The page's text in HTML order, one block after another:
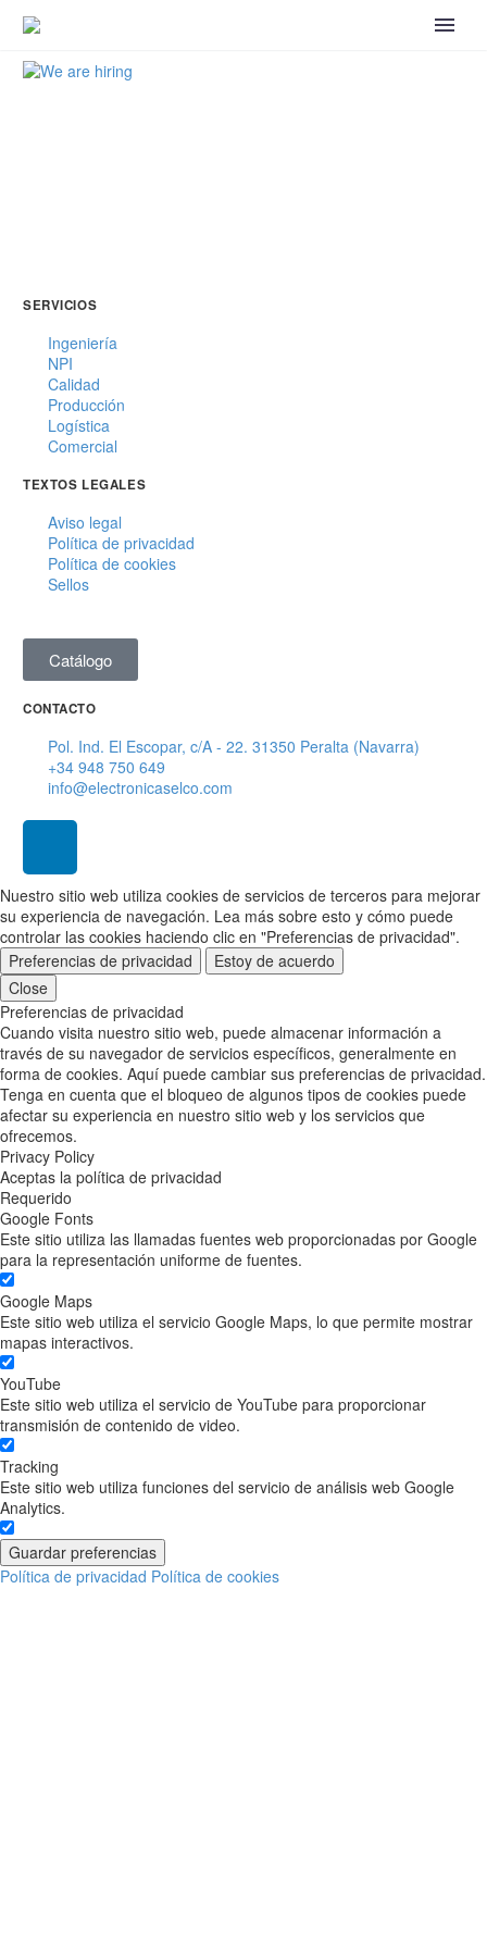
SERVICIOS
Ingeniería
NPI
Calidad
Producción
Logística
Comercial
TEXTOS LEGALES
Aviso legal
Política de privacidad
Política de cookies
Sellos
Catálogo
CONTACTO
Pol. Ind. El Escopar, c/A - 22. 31350 Peralta (Navarra)
+34 948 750 649
info@electronicaselco.com
Nuestro sitio web utiliza cookies de servicios de terceros para mejorar
su experiencia de navegación. Lea más sobre esto y cómo puede
controlar las cookies haciendo clic en "Preferencias de privacidad".
Preferencias de privacidad
Estoy de acuerdo
Close
Preferencias de privacidad
Cuando visita nuestro sitio web, puede almacenar información a
través de su navegador de servicios específicos, generalmente en
forma de cookies. Aquí puede cambiar sus preferencias de privacidad.
Tenga en cuenta que el bloqueo de algunos tipos de cookies puede
afectar su experiencia en nuestro sitio web y los servicios que
ofrecemos.
Privacy Policy
Aceptas la política de privacidad
Requerido
Google Fonts
Este sitio utiliza las llamadas fuentes web proporcionadas por Google
para la representación uniforme de fuentes.
Google Maps
Este sitio web utiliza el servicio Google Maps, lo que permite mostrar
mapas interactivos.
YouTube
Este sitio web utiliza el servicio de YouTube para proporcionar
transmisión de contenido de video.
Tracking
Este sitio web utiliza funciones del servicio de análisis web Google
Analytics.
Guardar preferencias
Política de privacidad Política de cookies